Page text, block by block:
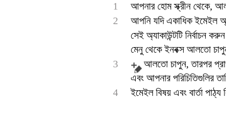
1
আপনার হোম স্ক্রীন থেকে,
2
আপনি যদি একাধিক ইমেইল
সেই অ্যাকাউন্টটি নির্বাচন
মেনু থেকে ইনবক্স আলতো
3
আলতো চাপুন, তারপর
এবং আপনার পরিচিতিগুলির
4
ইমেইল বিষয় এবং বার্তা